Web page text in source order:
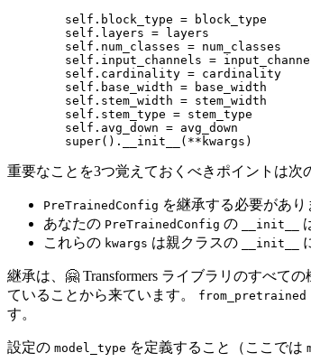
self .block_type = block_type
self .layers = layers
self .num_classes = num_classes
self .input_channels =
self .cardinality = cardinality
self .base_width = base_width
self .stem_width = stem_width
self .stem_type = stem_type
self .avg_down = avg_down
super().__init__(**kwargs)
重要なことを3つ覚えておくべきポイントは次
PreTrainedConfig を継承する必要があり
あなたの PreTrainedConfig の __init__
これらの kwargs は親クラスの __init__
継承は、🤗 Transformers ライブラリのすべて
ていることから来ています。
from_pretrained
す。
設定の model_type を定義すること（ここでは